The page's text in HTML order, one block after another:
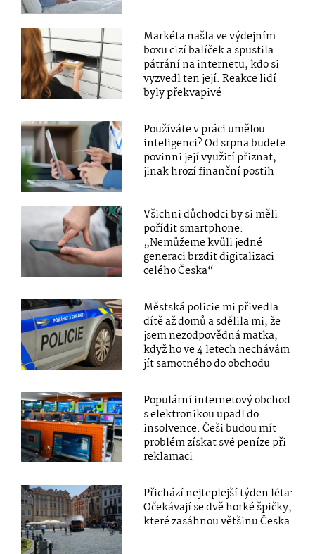
Markéta našla ve výdejním
boxu cizí balíček a spustila
pátrání na internetu, kdo si
vyzvedl ten její. Reakce lidí
byly překvapivé
Používáte v práci umělou
inteligenci? Od srpna budete
povinni její využití přiznat,
jinak hrozí finanční postih
Všichni důchodci by si měli
pořídit smartphone.
„Nemůžeme kvůli jedné
generaci brzdit digitalizaci
celého Česka“
Městská policie mi přivedla
dítě až domů a sdělila mi, že
jsem nezodpovědná matka,
když ho ve 4 letech nechávám
jít samotného do obchodu
Populární internetový obchod
s elektronikou upadl do
insolvence. Češi budou mít
problém získat své peníze při
reklamaci
Přichází nejteplejší týden léta:
Očekávají se dvě horké špičky,
které zasáhnou většinu Česka